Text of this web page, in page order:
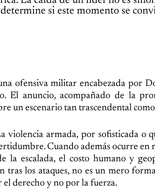
si este momento se
ofensiva militar encabezada por
El anuncio, acompañado de la
un escenario tan trascendental
armada, por sofisticada o
Cuando además ocurre en
la escalada, el costo humano y
tras los ataques, no es un mero
derecho y no por la fuerza.